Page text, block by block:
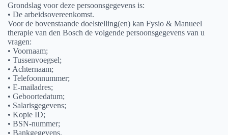
Grondslag voor deze persoonsgegevens is:
• De arbeidsovereenkomst.
Voor de bovenstaande doelstelling(en) kan Fysio & Manueel
therapie van den Bosch de volgende persoonsgegevens van u
vragen:
• Voornaam;
• Tussenvoegsel;
• Achternaam;
• Telefoonnummer;
• E-mailadres;
• Geboortedatum;
• Salarisgegevens;
• Kopie ID;
• BSN-nummer;
• Bankgegevens.